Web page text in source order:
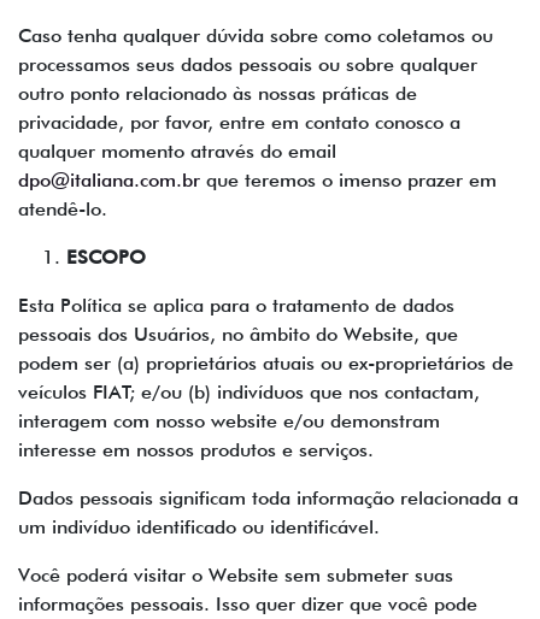
Caso tenha qualquer dúvida sobre como coletamos ou
processamos seus dados pessoais ou sobre qualquer
outro ponto relacionado às nossas práticas de
privacidade, por favor, entre em contato conosco a
qualquer momento através do email
dpo@italiana.com.br que teremos o imenso prazer em
atendê-lo.
ESCOPO
Esta Política se aplica para o tratamento de dados
pessoais dos Usuários, no âmbito do Website, que
podem ser (a) proprietários atuais ou ex-proprietários de
veículos FIAT; e/ou (b) indivíduos que nos contactam,
interagem com nosso website e/ou demonstram
interesse em nossos produtos e serviços.
Dados pessoais significam toda informação relacionada a
um indivíduo identificado ou identificável.
Você poderá visitar o Website sem submeter suas
informações pessoais. Isso quer dizer que você pode